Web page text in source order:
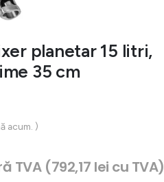
planetar 15 litri,
35 cm
acum. )
TVA (792,17 lei cu TVA)